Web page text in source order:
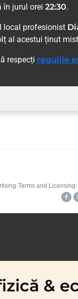
în jurul orei 22:30.
local profesionist
al acestui ținut
respecți regulile
&